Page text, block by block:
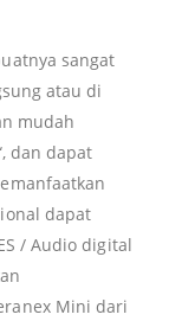
sangat
atau di
mudah
dan dapat
dapat
/ Audio digital
Mini dari